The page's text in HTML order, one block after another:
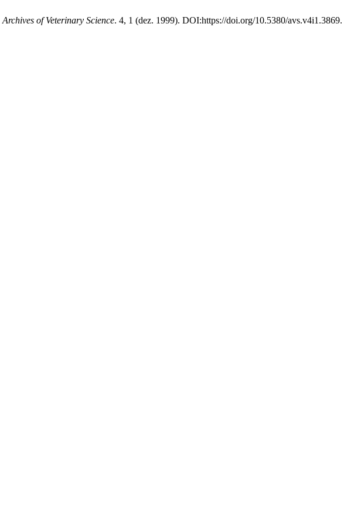
Archives of Veterinary Science. 4, 1 (dez. 1999). DOI:https://doi.org/10.5380/avs.v4i1.3869.